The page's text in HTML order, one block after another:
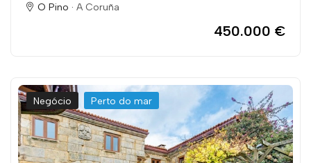
O Pino · A Coruña
450.000 €
Negócio Perto do mar